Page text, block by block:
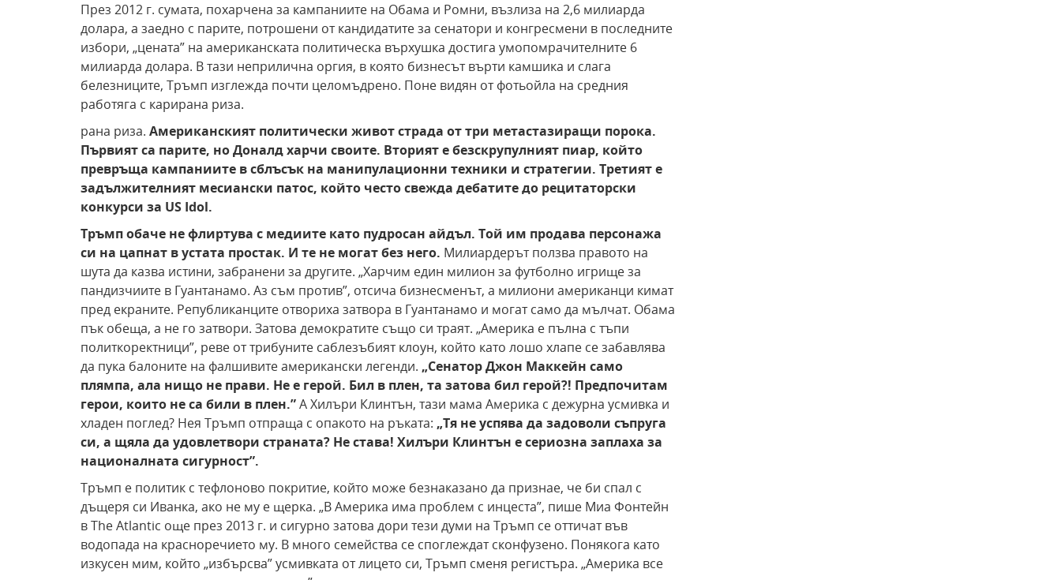
През 2012 г. сумата, похарчена за кампаниите на Обама и Ромни, възлиза на 2,6 милиарда
долара, а заедно с парите, потрошени от кандидатите за сенатори и конгресмени в последните
избори, „цената” на американската политическа върхушка достига умопомрачителните 6
милиарда долара. В тази неприлична оргия, в която бизнесът върти камшика и слага
белезниците, Тръмп изглежда почти целомъдрено. Поне видян от фотьойла на средния
работяга с карирана риза.
рана риза. Американският политически живот страда от три метастазиращи порока.
Първият са парите, но Доналд харчи своите. Вторият ебезскрупулният пиар, който
превръща кампаниите в сблъсък на манипулационни техники и стратегии. Третият е
задължителният месиански патос, който често свежда дебатите до рецитаторски
конкурси за US Idol.
Тръмп обаче не флиртува с медиите като пудросан айдъл. Той им продава персонажа
си на цапнат в устата простак. И те не могат без него. Милиардерът ползва правото на
шута да казва истини, забранени за другите. „Харчим един милион за футболно игрище за
пандизчиите в Гуантанамо. Аз съм против”, отсича бизнесменът, а милиони американци кимат
пред екраните. Републиканците отвориха затвора в Гуантанамо и могат само да мълчат. Обама
пък обеща, а не го затвори. Затова демократите също си траят. „Америка е пълна с тъпи
политкоректници”, реве от трибуните саблезъбият клоун, който като лошо хлапе се забавлява
да пука балоните на фалшивите американски легенди. „Сенатор Джон Маккейн само
плямпа, ала нищо не прави. Не е герой. Бил в плен, та затова бил герой?! Предпочитам
герои, които не са били в плен.”А Хилъри Клинтън, тази мама Америка с дежурна усмивка и
хладен поглед? Нея Тръмп отпраща с опакото на ръката: „Тя не успява да задоволи съпруга
си, а щяла да удовлетвори страната? Не става! Хилъри Клинтън е сериозна заплаха за
националната сигурност”.
Тръмп е политик с тефлоново покритие, който може безнаказано да признае, че би спал с
дъщеря си Иванка, ако не му е щерка. „В Америка има проблем с инцеста”, пише Миа Фонтейн
в The Atlantic още през 2013 г. и сигурно затова дори тези думи на Тръмп се оттичат във
водопада на красноречието му. В много семейства се споглеждат сконфузено. Понякога като
изкусен мим, който „избърсва” усмивката от лицето си, Тръмп сменя регистъра. „Америка все